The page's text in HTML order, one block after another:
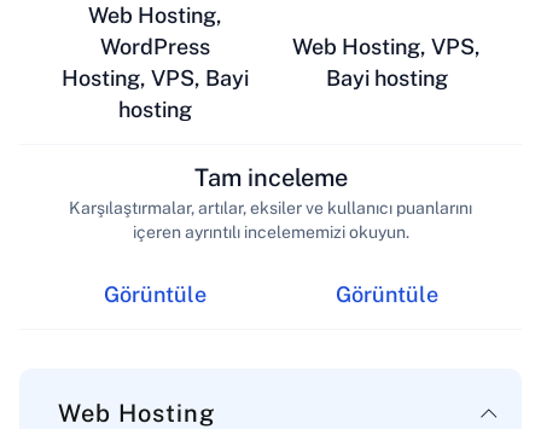
Web Hosting,
WordPress
Hosting, VPS, Bayi
hosting
Web Hosting, VPS,
Bayi hosting
Görüntüle
Tam inceleme
Karşılaştırmalar, artılar, eksiler ve kullanıcı puanlarını
içeren ayrıntılı incelememizi okuyun.
Görüntüle
Web Hosting